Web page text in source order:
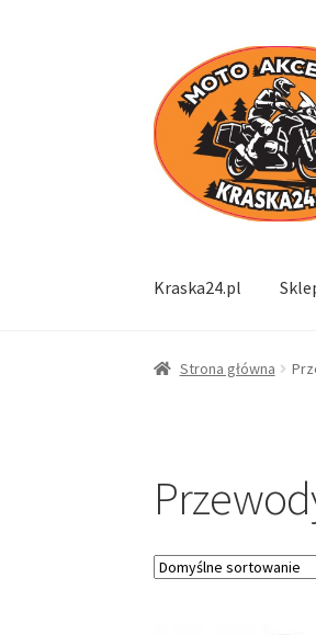
Przejdź
do
nawigacji
Przejdź
do
treści
Kraska24.pl
Strona główna